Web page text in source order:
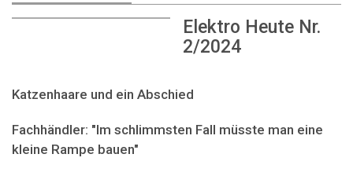
Elektro Heute Nr.
2/2024
Katzenhaare und ein Abschied
Fachhändler: "Im schlimmsten Fall müsste man eine
kleine Rampe bauen"